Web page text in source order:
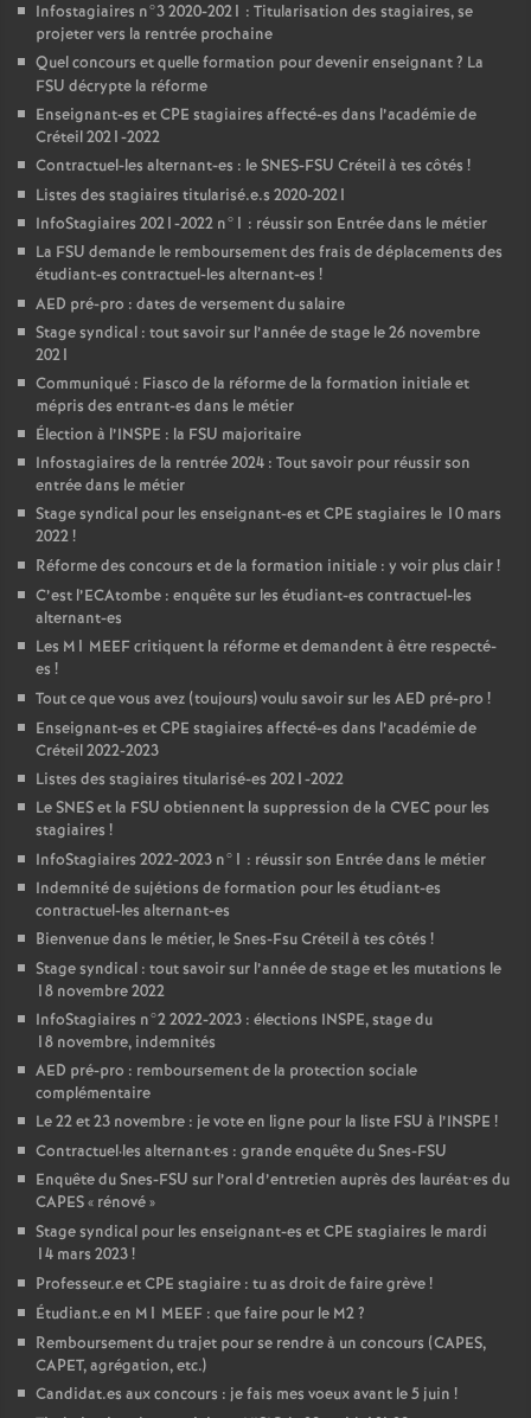
Infostagiaires n°3 2020-2021 : Titularisation des stagiaires, se
projeter vers la rentrée prochaine
Quel concours et quelle formation pour devenir enseignant? La
FSU décrypte la réforme
Enseignant-es etCPE stagiaires affecté-es dans l’académie de
Créteil 2021-2022
Contractuel-les alternant-es : leSNES-FSU Créteil à tes côtés !
Listes des stagiaires titularisé.e.s 2020-2021
InfoStagiaires 2021-2022 n°1 : réussir son Entrée dans le métier
La FSU demande le remboursement des frais de déplacements des
étudiant-es contractuel-les alternant-es !
AED pré-pro : dates de versement du salaire
Stage syndical : tout savoir sur l’année de stage le 26 novembre
2021
Communiqué : Fiasco de la réforme de la formation initiale et
mépris des entrant-es dans le métier
Élection à l’INSPE : la FSU majoritaire
Infostagiaires de la rentrée 2024 : Tout savoir pour réussir son
entrée dans le métier
Stage syndical pour les enseignant-es etCPE stagiaires le 10 mars
2022!
Réforme des concours et de la formation initiale : y voir plus clair!
C’est l’ECAtombe : enquête sur les étudiant-es contractuel-les
alternant-es
Les M1 MEEFcritiquent la réforme et demandent à être respecté-
es !
Tout ce que vous avez (toujours) voulu savoir sur les AED pré-pro !
Enseignant-es etCPE stagiaires affecté-es dans l’académie de
Créteil 2022-2023
Listes des stagiaires titularisé-es 2021-2022
LeSNESet la FSU obtiennent la suppression de la CVEC pour les
stagiaires !
InfoStagiaires 2022-2023 n°1 : réussir son Entrée dans le métier
Indemnité de sujétions de formation pour les étudiant-es
contractuel-les alternant-es
Bienvenue dans le métier, le Snes-Fsu Créteil à tes côtés !
Stage syndical : tout savoir sur l’année de stage et les mutations le
18 novembre 2022
InfoStagiaires n°2 2022-2023 : élections INSPE, stage du
18 novembre, indemnités
AED pré-pro : remboursement de la protection sociale
complémentaire
Le 22 et 23 novembre : je vote en ligne pour la liste FSU à l’INSPE !
Contractuel·les alternant·es : grande enquête du Snes-FSU
Enquête du Snes-FSU sur l’oral d’entretien auprès des lauréat•es du
CAPES« rénové»
Stage syndical pour les enseignant-es etCPE stagiaires le mardi
14 mars 2023!
Professeur.e etCPE stagiaire : tu as droit de faire grève!
Étudiant.e en M1 MEEF : que faire pour le M2?
Remboursement du trajet pour se rendre à un concours (CAPES,
CAPET, agrégation, etc.)
Candidat.es aux concours : je fais mes voeux avant le 5 juin !